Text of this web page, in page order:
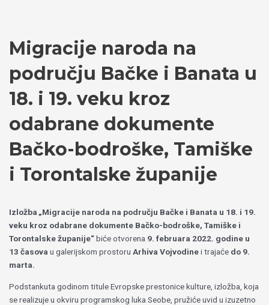
Migracije naroda na
području Bačke i Banata u
18. i 19. veku kroz
odabrane dokumente
Bačko-bodroške, Tamiške
i Torontalske županije
Izložba „Migracije naroda na području Bačke i Banata u 18. i 19.
veku kroz odabrane dokumente Bačko-bodroške, Tamiške i
Torontalske županije“biće otvorena 9. februara 2022. godine u
13 časova u galerijskom prostoru Arhiva Vojvodinei trajaće do 9.
marta.
Podstankuta godinom titule Evropske prestonice kulture, izložba, koja
se realizuje u okviru programskog luka Seobe, pružiće uvid u izuzetno